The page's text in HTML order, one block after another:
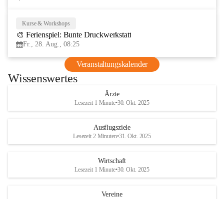
Kurse & Workshops
🎨 Ferienspiel: Bunte Druckwerkstatt
Fr., 28. Aug., 08:25
Veranstaltungskalender
Wissenswertes
Ärzte
Lesezeit 1 Minute•30. Okt. 2025
Ausflugsziele
Lesezeit 2 Minuten•31. Okt. 2025
Wirtschaft
Lesezeit 1 Minute•30. Okt. 2025
Vereine